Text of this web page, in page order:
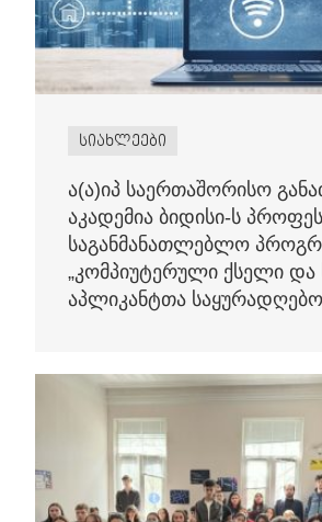
სიახლეები
ა(ა)იპ საერთაშორისო
აკადემია ბიდისი-ს
საგანმანათლებლო
„კომპიუტერული ქსელი და
აპლიკანტთა